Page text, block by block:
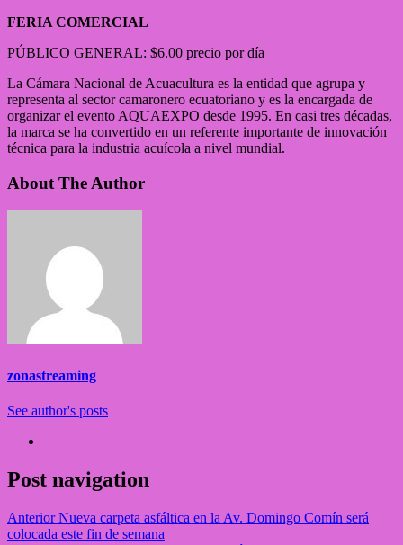
FERIA COMERCIAL
PÚBLICO GENERAL: $6.00 precio por día
La Cámara Nacional de Acuacultura es la entidad que agrupa y
representa al sector camaronero ecuatoriano y es la encargada de
organizar el evento AQUAEXPO desde 1995. En casi tres décadas,
la marca se ha convertido en un referente importante de innovación
técnica para la industria acuícola a nivel mundial.
About The Author
zonastreaming
See author's posts
Post navigation
AnteriorNueva carpeta asfáltica en la Av. Domingo Comín será
colocada este fin de semana